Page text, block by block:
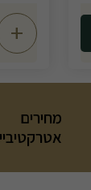
+
מחירים